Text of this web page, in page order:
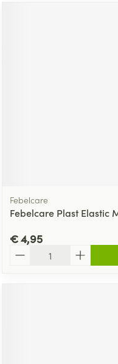
Febelcare
Febelcare Plast Elastic
€ 4,95